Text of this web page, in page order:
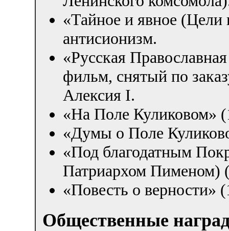
«Тайное и явное
антисионизм.
«Русская
фильм, снятый по
Алексия I.
«На Поле Куликовом»
«Думы о Поле
«Под благодатным
Патриархом Пименом)
«Повесть о верности»
Общественные